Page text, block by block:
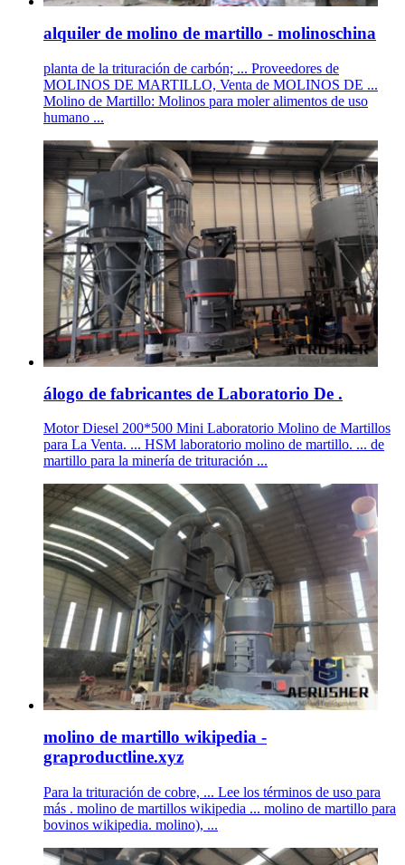
alquiler de molino de martillo - molinoschina
planta de la trituración de carbón; ... Proveedores de
MOLINOS DE MARTILLO, Venta de MOLINOS DE ...
Molino de Martillo: Molinos para moler alimentos de uso
humano ...
álogo de fabricantes de Laboratorio De .
Motor Diesel 200*500 Mini Laboratorio Molino de Martillos
para La Venta. ... HSM laboratorio molino de martillo. ... de
martillo para la minería de trituración ...
molino de martillo wikipedia -
graproductline.xyz
Para la trituración de cobre, ... Lee los términos de uso para
más . molino de martillos wikipedia ... molino de martillo para
bovinos wikipedia. molino), ...